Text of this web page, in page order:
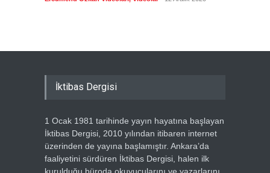
İktibas Dergisi
1 Ocak 1981 tarihinde yayın hayatına başlayan
İktibas Dergisi, 2010 yılından itibaren internet
üzerinden de yayına başlamıştır. Ankara’da
faaliyetini sürdüren İktibas Dergisi, halen ilk